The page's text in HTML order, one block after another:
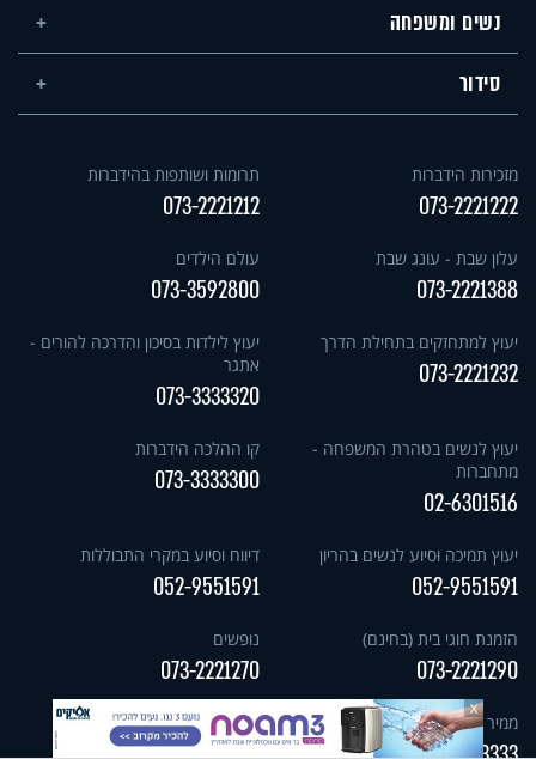
נשים ומשפחה
סידור
מזכירות הידברות
073-2221222
תרומות ושותפות בהידברות
073-2221212
עלון שבת - עונג שבת
073-2221388
עולם הילדים
073-3592800
יעוץ למתחזקים בתחילת הדרך
073-2221232
יעוץ לילדות בסיכון והדרכה להורים -
אתגר
073-3333320
יעוץ לנשים בטהרת המשפחה -
מתחברות
02-6301516
קו ההלכה הידברות
073-3333300
יעוץ תמיכה וסיוע לנשים בהריון
052-9551591
דיווח וסיוע במקרי התבוללות
052-9551591
הזמנת חוגי בית (בחינם)
073-2221290
נופשים
073-2221270
ממיר צופיה הידברות שופס
X